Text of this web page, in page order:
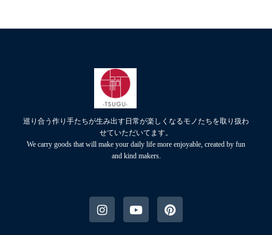
巡り合う作り手たちが生み出す日常が楽しくなるモノたちを取り扱わ
せていただいてます。
We carry goods that will make your daily life more enjoyable, created by fun
and kind makers.